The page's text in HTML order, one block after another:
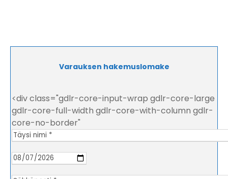
Varauksen hakemuslomake
<div class="gdlr-core-input-wrap gdlr-core-large
gdlr-core-full-width gdlr-core-with-column gdlr-
core-no-border"